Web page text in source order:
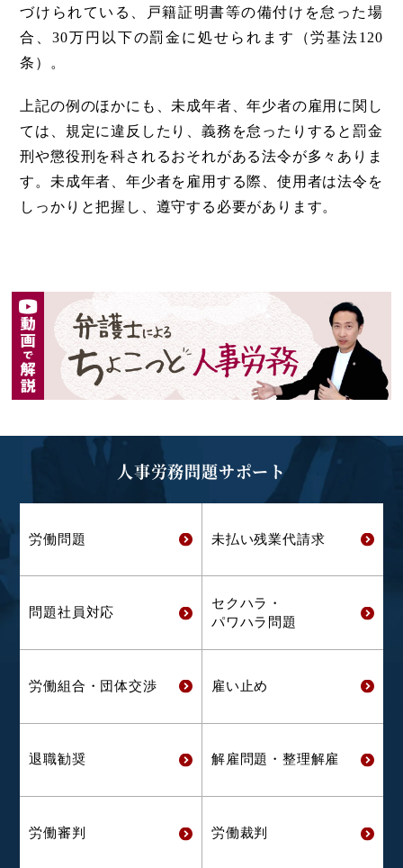
づけられている、戸籍証明書等の備付けを怠った場
合、30万円以下の罰金に処せられます（労基法120
条）。
上記の例のほかにも、未成年者、年少者の雇用に関し
ては、規定に違反したり、義務を怠ったりすると罰金
刑や懲役刑を科されるおそれがある法令が多々ありま
す。未成年者、年少者を雇用する際、使用者は法令を
しっかりと把握し、遵守する必要があります。
人事労務問題サポート
労働問題 未払い残業代請求
問題社員対応
セクハラ・
パワハラ問題
労働組合・ 団体交渉 雇い止め
退職勧奨 解雇問題・ 整理解雇
労働審判 労働裁判